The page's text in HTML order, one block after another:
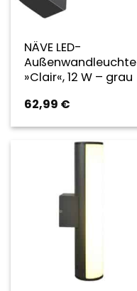
NÄVE LED-
Außenwandleuchte
»Clair«, 12 W – grau
62,99 €